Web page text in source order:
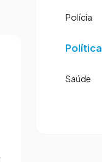
Polícia
Política
Saúde